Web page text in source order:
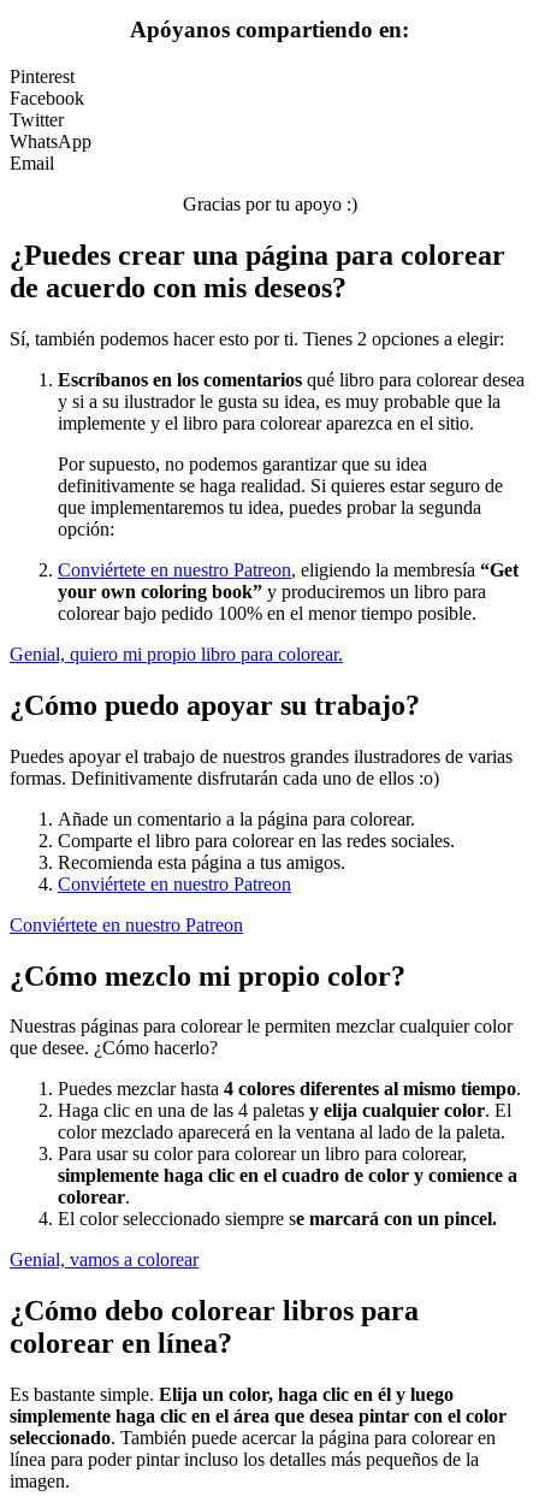
Apóyanos compartiendo en:
Pinterest
Facebook
Twitter
WhatsApp
Email
Gracias por tu apoyo :)
¿Puedes crear una página para colorear
de acuerdo con mis deseos?
Sí, también podemos hacer esto por ti. Tienes 2 opciones a elegir:
Escríbanos en los comentarios qué libro para colorear desea
y si a su ilustrador le gusta su idea, es muy probable que la
implemente y el libro para colorear aparezca en el sitio.
Por supuesto, no podemos garantizar que su idea
definitivamente se haga realidad. Si quieres estar seguro de
que implementaremos tu idea, puedes probar la segunda
opción:
Conviértete en nuestro Patreon, eligiendo la membresía “Get
your own coloring book” y produciremos un libro para
colorear bajo pedido 100% en el menor tiempo posible.
Genial, quiero mi propio libro para colorear.
¿Cómo puedo apoyar su trabajo?
Puedes apoyar el trabajo de nuestros grandes ilustradores de varias
formas. Definitivamente disfrutarán cada uno de ellos :o)
Añade un comentario a la página para colorear.
Comparte el libro para colorear en las redes sociales.
Recomienda esta página a tus amigos.
Conviértete en nuestro Patreon
Conviértete en nuestro Patreon
¿Cómo mezclo mi propio color?
Nuestras páginas para colorear le permiten mezclar cualquier color
que desee. ¿Cómo hacerlo?
Puedes mezclar hasta 4 colores diferentes al mismo tiempo.
Haga clic en una de las 4 paletas y elija cualquier color. El
color mezclado aparecerá en la ventana al lado de la paleta.
Para usar su color para colorear un libro para colorear,
simplemente haga clic en el cuadro de color y comience a
colorear.
El color seleccionado siempre se marcará con un pincel.
Genial, vamos a colorear
¿Cómo debo colorear libros para
colorear en línea?
Es bastante simple. Elija un color, haga clic en él y luego
simplemente haga clic en el área que desea pintar con el color
seleccionado. También puede acercar la página para colorear en
línea para poder pintar incluso los detalles más pequeños de la
imagen.